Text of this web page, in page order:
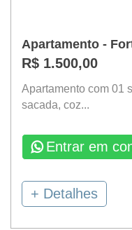
Apartamento -
R$ 1.500,00
Apartamento com 01
sacada, coz...
Entrar em
+ Detalhes